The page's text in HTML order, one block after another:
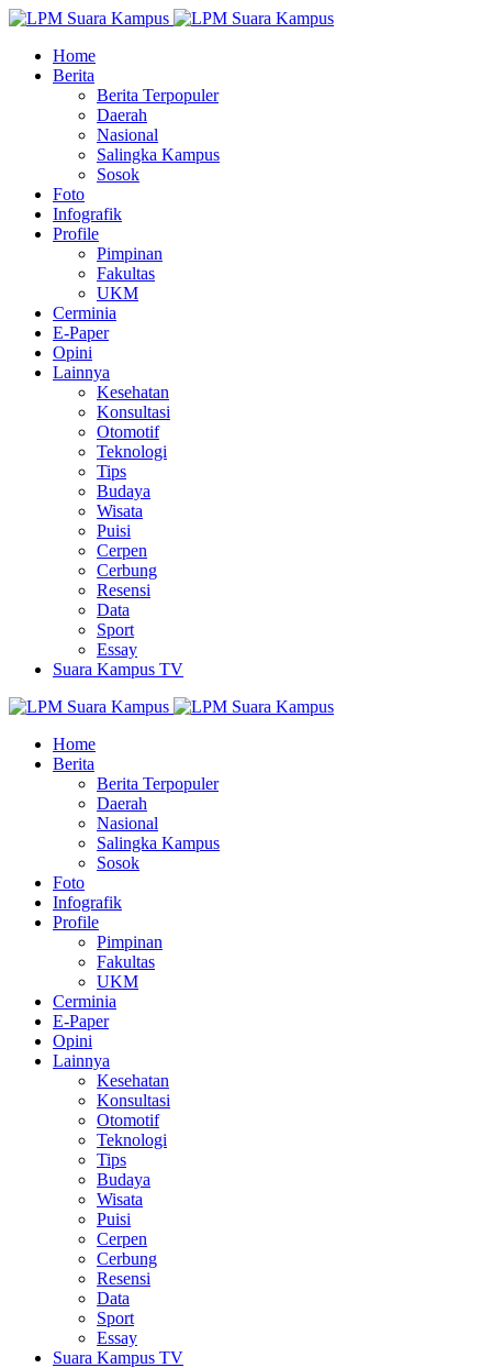
Home
Berita
Berita Terpopuler
Daerah
Nasional
Salingka Kampus
Sosok
Foto
Infografik
Profile
Pimpinan
Fakultas
UKM
Cerminia
E-Paper
Opini
Lainnya
Kesehatan
Konsultasi
Otomotif
Teknologi
Tips
Budaya
Wisata
Puisi
Cerpen
Cerbung
Resensi
Data
Sport
Essay
Suara Kampus TV
Home
Berita
Berita Terpopuler
Daerah
Nasional
Salingka Kampus
Sosok
Foto
Infografik
Profile
Pimpinan
Fakultas
UKM
Cerminia
E-Paper
Opini
Lainnya
Kesehatan
Konsultasi
Otomotif
Teknologi
Tips
Budaya
Wisata
Puisi
Cerpen
Cerbung
Resensi
Data
Sport
Essay
Suara Kampus TV